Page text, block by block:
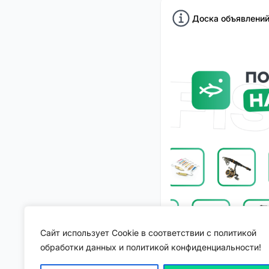
Сайт использует Cookie в соответствии с политикой
обработки данных и политикой конфиденциальности!
Доска